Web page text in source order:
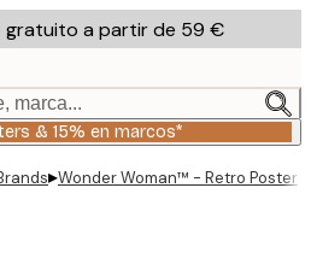
gratuito a partir de 59 €
marca...
& 15% en marcos*
▸Wonder Woman™ - Retro Poster